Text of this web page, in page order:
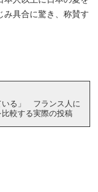
み具合に驚き、称賛す
いる」 フランス人に
較する実際の投稿